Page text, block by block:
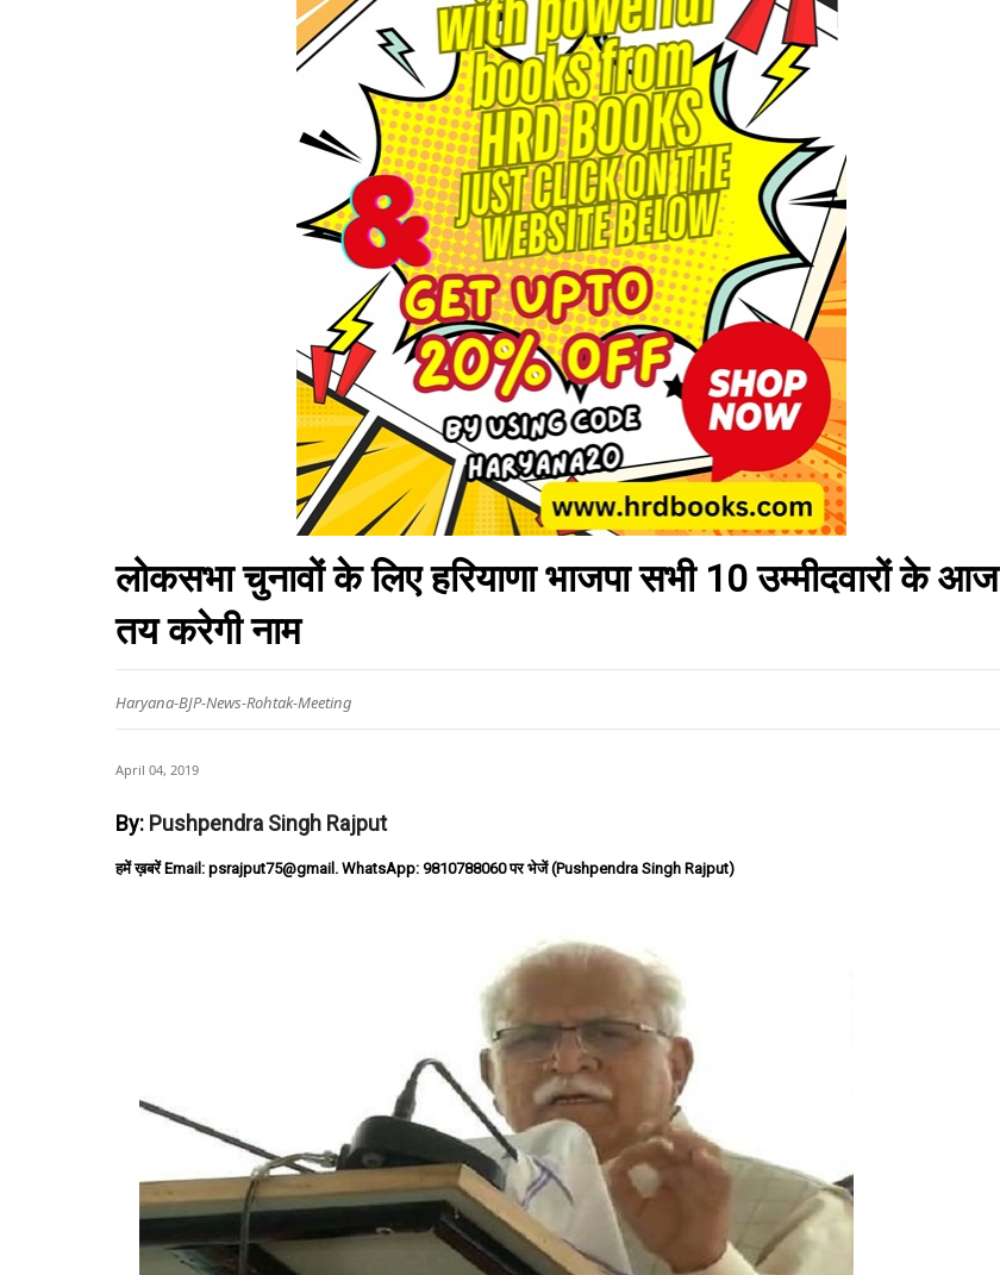
लोकसभा चुनावों के लिए हरियाणा भाजपा सभी 10 उम्मीदवारों के आज
तय करेगी नाम
Haryana-BJP-News-Rohtak-Meeting
April 04, 2019
By: Pushpendra Singh Rajput
हमें ख़बरें Email: psrajput75@gmail. WhatsApp: 9810788060 पर भेजें (Pushpendra Singh Rajput)